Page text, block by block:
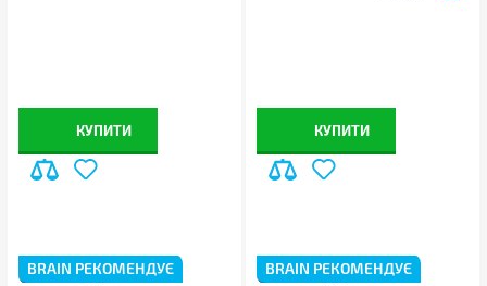
КУПИТИ КУПИТИ
BRAIN РЕКОМЕНДУЄ BRAIN РЕКОМЕНДУЄ